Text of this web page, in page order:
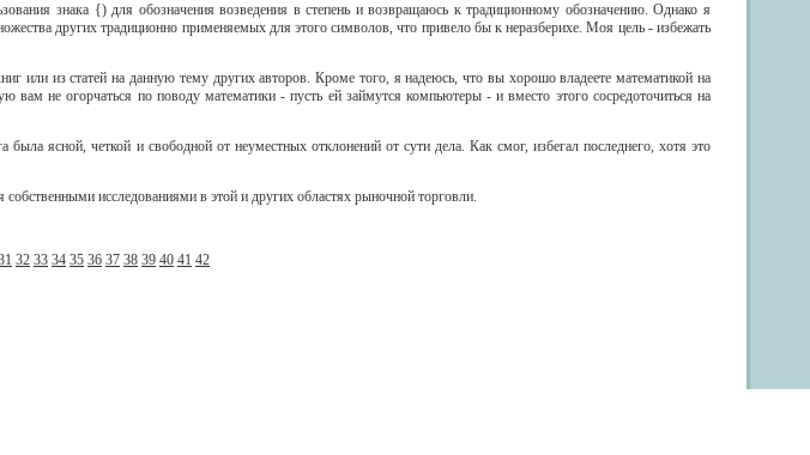
знака {) для обозначения возведения в степень и возвращаюсь к традиционному обозначению. Однако я
других традиционно применяемых для этого символов, что привело бы к неразберихе. Моя цель - избежать
или из статей на данную тему других авторов. Кроме того, я надеюсь, что вы хорошо владеете математикой на
вам не огорчаться по поводу математики - пусть ей займутся компьютеры - и вместо этого сосредоточиться на
ясной, четкой и свободной от неуместных отклонений от сути дела. Как смог, избегал последнего, хотя это
собственными исследованиями в этой и других областях рыночной торговли.
32 33 34 35 36 37 38 39 40 41 42